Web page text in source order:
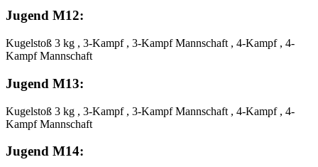
Jugend M12:
Kugelstoß 3 kg , 3-Kampf , 3-Kampf Mannschaft , 4-Kampf , 4-
Kampf Mannschaft
Jugend M13:
Kugelstoß 3 kg , 3-Kampf , 3-Kampf Mannschaft , 4-Kampf , 4-
Kampf Mannschaft
Jugend M14: